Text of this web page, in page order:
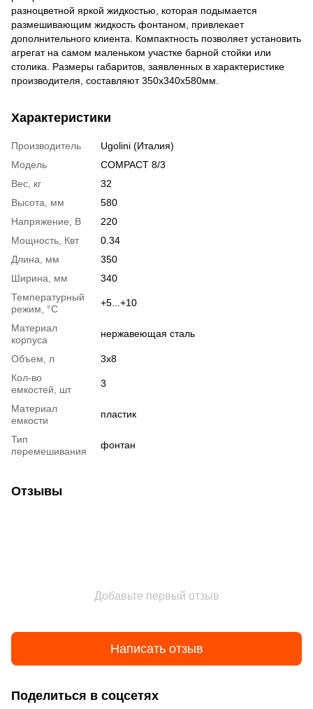
разноцветной яркой жидкостью, которая подымается
размешивающим жидкость фонтаном, привлекает
дополнительного клиента. Компактность позволяет установить
агрегат на самом маленьком участке барной стойки или
столика. Размеры габаритов, заявленных в характеристике
производителя, составляют 350х340х580мм.
Характеристики
Производитель
Ugolini (Италия)
Модель
COMPACT 8/3
Вес, кг
32
Высота, мм
580
Напряжение, В
220
Мощность, Квт
0.34
Длина, мм
350
Ширина, мм
340
Температурный
режим, °C
+5...+10
Материал
корпуса
нержавеющая сталь
Объем, л
3х8
Кол-во
емкостей, шт
3
Материал
емкости
пластик
Тип
перемешивания
фонтан
Отзывы
Добавьте первый отзыв
Написать отзыв
Поделиться в соцсетях